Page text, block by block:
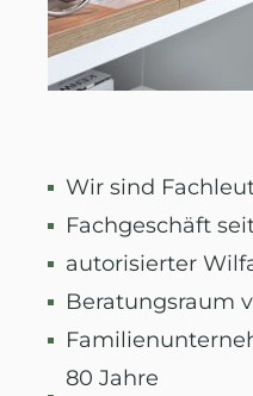
Wir sind
Fachgeschäft
autorisierter
Beratungsraum
80 Jahre